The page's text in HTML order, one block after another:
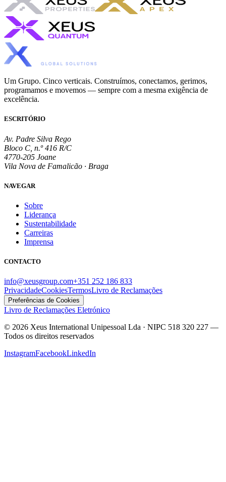
Um Grupo. Cinco verticais. Construímos, conectamos, gerimos,
programamos e movemos — sempre com a mesma exigência de
excelência.
ESCRITÓRIO
Av. Padre Silva Rego
Bloco C, n.º 416 R/C
4770-205 Joane
Vila Nova de Famalicão · Braga
NAVEGAR
Sobre
Liderança
Sustentabilidade
Carreiras
Imprensa
CONTACTO
info@xeusgroup.com+351 252 186 833
PrivacidadeCookiesTermosLivro de Reclamações
Preferências de Cookies
Livro de Reclamações Eletrónico
© 2026 Xeus International Unipessoal Lda · NIPC 518 320 227 —
Todos os direitos reservados
InstagramFacebookLinkedIn